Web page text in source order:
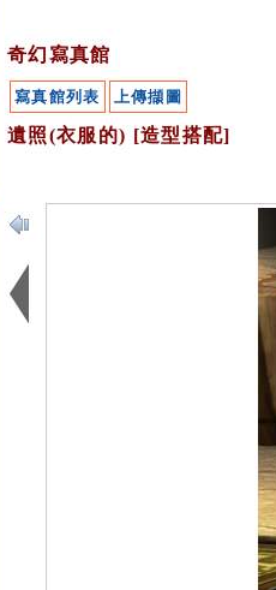
奇幻寫真館
寫真館列表 上傳擷圖
遺照(衣服的) [造型搭配]